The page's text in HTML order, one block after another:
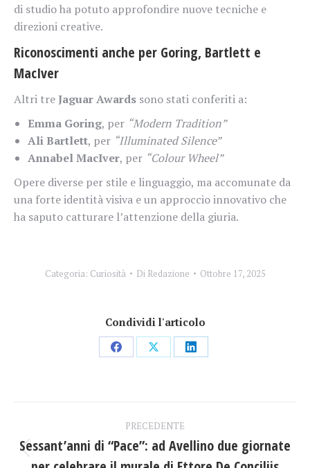
di studio ha potuto approfondire nuove tecniche e
direzioni creative.
Riconoscimenti anche per Goring, Bartlett e
MacIver
Altri treJaguar Awards sono stati conferiti a:
Emma Goring, per “Modern Tradition”
Ali Bartlett, per “Illuminated Silence”
Annabel MacIver, per “Colour Wheel”
Opere diverse per stile e linguaggio, ma accomunate da
una forte identità visiva e un approccio innovativo che
ha saputo catturare l’attenzione della giuria.
Categoria: Curiosità Di Redazione Ottobre 17, 2025
Condividi l'articolo
CondividiCondividiCondividi
tra
PRECEDENTE
Post
Sessant’anni di “Pace”: ad Avellino due giornate